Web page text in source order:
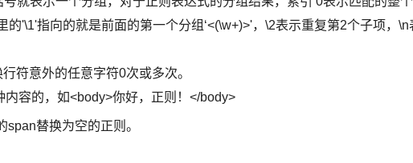
'\1'指向的就是前面的第一个分组‘<(\w+)>'，\2表示重复第2个子项，\n
符意外的任意字符0次或多次。
容的，如<body>你好，正则！</body>
替换为空的正则。